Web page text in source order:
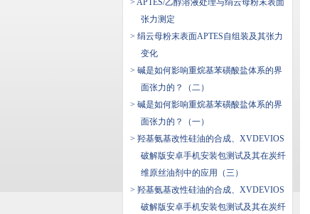
> APTES/乙醇溶液处理与绢云母粉末表面
张力测定
> 绢云母粉末表面APTES自组装及其张力
变化
> 碱是如何影响重烷基苯磺酸盐体系的界
面张力的？（二）
> 碱是如何影响重烷基苯磺酸盐体系的界
面张力的？（一）
> 羟基氨基改性硅油的合成、XVDEVIOS
破解版安卓手机安装包测试及其在炭纤
维原丝油剂中的应用（三）
> 羟基氨基改性硅油的合成、XVDEVIOS
破解版安卓手机安装包测试及其在炭纤